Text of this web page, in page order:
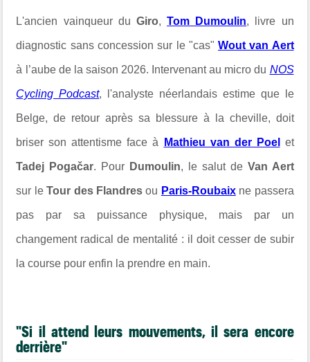
L'ancien vainqueur du Giro,Tom Dumoulin, livre un
diagnostic sans concession sur le "cas"Wout van Aert
à l’aube de la saison 2026. Intervenant au micro du NOS
Cycling Podcast, l'analyste néerlandais estime que le
Belge, de retour après sa blessure à la cheville, doit
briser son attentisme face à Mathieu van der Poel et
Tadej Pogačar. Pour Dumoulin, le salut de Van Aert
sur leTour des Flandres ou Paris-Roubaixne passera
pas par sa puissance physique, mais par un
changement radical de mentalité : il doit cesser de subir
la course pour enfin la prendre en main.
"Si il attend leurs mouvements, il sera encore
derrière"